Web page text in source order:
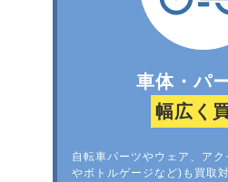
車体・パ
幅広く
自転車パーツやウェア、アク
やボトルゲージなど)も買取対